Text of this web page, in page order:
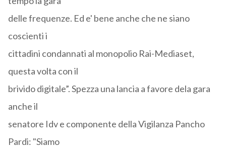
delle frequenze. Ed e' bene anche che ne siano
coscienti i
cittadini condannati al monopolio Rai-Mediaset,
questa volta con il
brivido digitale”. Spezza una lancia a favore dela gara
anche il
senatore Idv e componente della Vigilanza Pancho
Pardi: "Siamo